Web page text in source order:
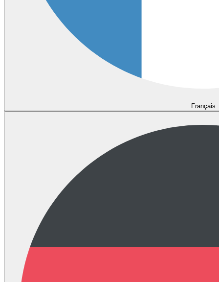
Français